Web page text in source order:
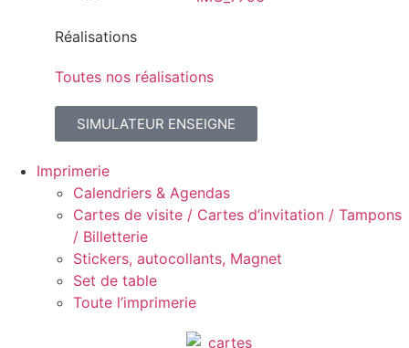
Réalisations
Toutes nos réalisations
SIMULATEUR ENSEIGNE
Imprimerie
Calendriers & Agendas
Cartes de visite / Cartes d’invitation / Tampons
/ Billetterie
Stickers, autocollants, Magnet
Set de table
Toute l’imprimerie